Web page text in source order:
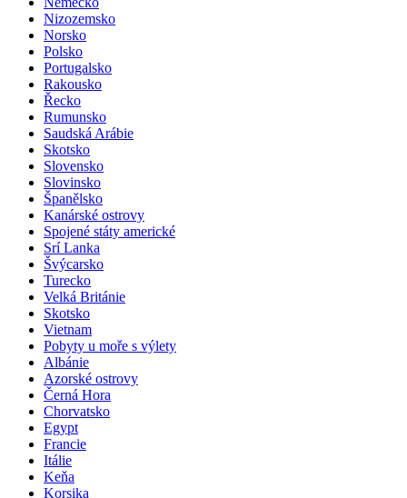
Nizozemsko
Norsko
Polsko
Portugalsko
Rakousko
Řecko
Rumunsko
Saudská Arábie
Skotsko
Slovensko
Slovinsko
Španělsko
Kanárské ostrovy
Spojené státy americké
Srí Lanka
Švýcarsko
Turecko
Velká Británie
Skotsko
Vietnam
Pobyty u moře s výlety
Albánie
Azorské ostrovy
Černá Hora
Chorvatsko
Egypt
Francie
Itálie
Keňa
Korsika